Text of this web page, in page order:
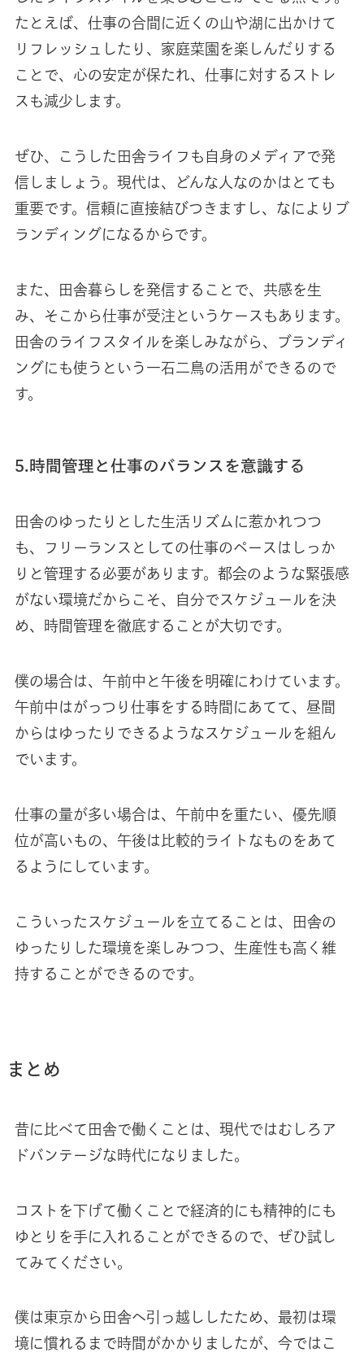
たとえば、仕事の合間に近くの山や湖に出かけて
リフレッシュしたり、家庭菜園を楽しんだりする
ことで、心の安定が保たれ、仕事に対するストレ
スも減少します。
ぜひ、こうした田舎ライフも自身のメディアで発
信しましょう。現代は、どんな人なのかはとても
重要です。信頼に直接結びつきますし、なによりブ
ランディングになるからです。
また、田舎暮らしを発信することで、共感を生
み、そこから仕事が受注というケースもあります。
田舎のライフスタイルを楽しみながら、ブランディ
ングにも使うという一石二鳥の活用ができるので
す。
5.時間管理と仕事のバランスを意識する
田舎のゆったりとした生活リズムに惹かれつつ
も、フリーランスとしての仕事のペースはしっか
りと管理する必要があります。都会のような緊張感
がない環境だからこそ、自分でスケジュールを決
め、時間管理を徹底することが大切です。
僕の場合は、午前中と午後を明確にわけています。
午前中はがっつり仕事をする時間にあてて、昼間
からはゆったりできるようなスケジュールを組ん
でいます。
仕事の量が多い場合は、午前中を重たい、優先順
位が高いもの、午後は比較的ライトなものをあて
るようにしています。
こういったスケジュールを立てることは、田舎の
ゆったりした環境を楽しみつつ、生産性も高く維
持することができるのです。
まとめ
昔に比べて田舎で働くことは、現代ではむしろア
ドバンテージな時代になりました。
コストを下げて働くことで経済的にも精神的にも
ゆとりを手に入れることができるので、ぜひ試し
てみてください。
僕は東京から田舎へ引っ越ししたため、最初は環
境に慣れるまで時間がかかりましたが、今ではこ